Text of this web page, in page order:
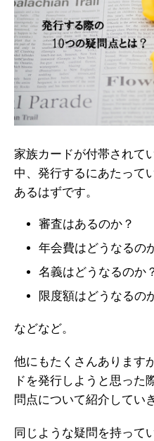
家族カードが付帯されて
中、発行するにあたって
あるはずです。
審査はあるのか？
年会費はどうなるの
名義はどうなるのか
限度額はどうなるの
などなど。
他にもたくさんあります
ドを発行しようと思った
問点について紹介してい
同じような疑問を持って